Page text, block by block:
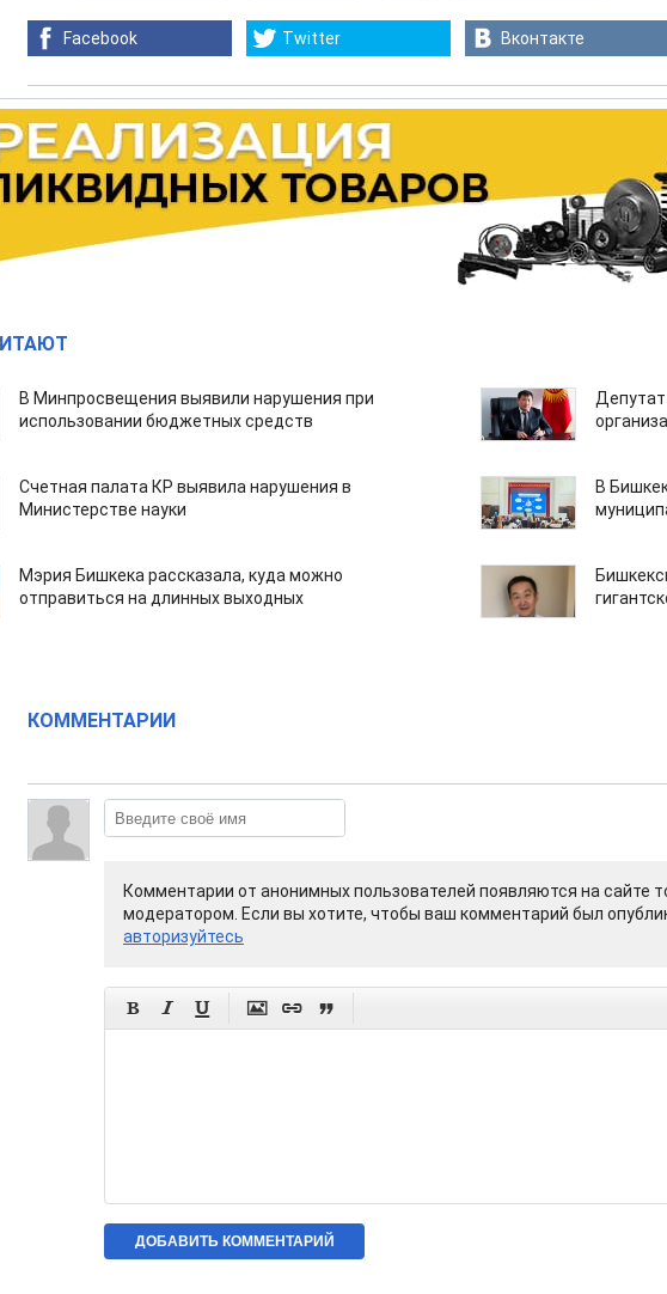
Facebook Twitter Вконтакте
В Минпросвещения выявили нарушения при
использовании бюджетных средств
Счетная палата КР выявила нарушения в
Министерстве науки
В
Мэрия Бишкека рассказала, куда можно
отправиться на длинных выходных
КОММЕНТАРИИ
Комментарии от анонимных пользователей появляются на сайте
модератором. Если вы хотите, чтобы ваш комментарий был
авторизуйтесь
     